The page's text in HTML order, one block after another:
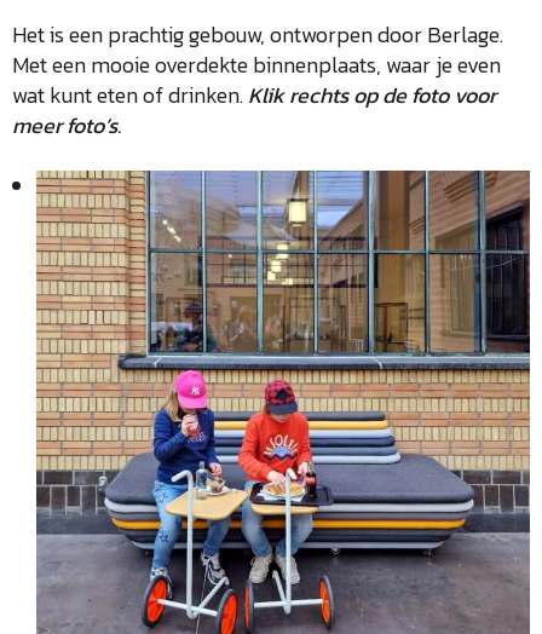
Het is een prachtig gebouw, ontworpen door Berlage.
Met een mooie overdekte binnenplaats, waar je even
wat kunt eten of drinken.Klik rechts op de foto voor
meer foto’s.